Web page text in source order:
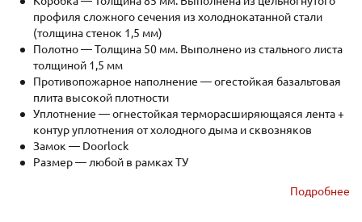
профиля сложного сечения из холоднокатанной стали
(толщина стенок 1,5 мм)
Полотно — Толщина 50 мм. Выполнено из стального листа
толщиной 1,5 мм
Противопожарное наполнение — огестойкая базальтовая
плита высокой плотности
Уплотнение — огнестойкая терморасширяющаяся лента +
контур уплотнения от холодного дыма и сквозняков
Замок — Doorlock
Размер — любой в рамках ТУ
Подробнее